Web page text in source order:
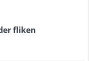
fliken